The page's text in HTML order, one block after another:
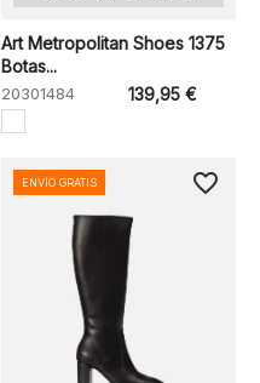
Art Metropolitan Shoes 1375
Botas...
20301484 139,95 €
ENVÍO GRATIS favorite_border